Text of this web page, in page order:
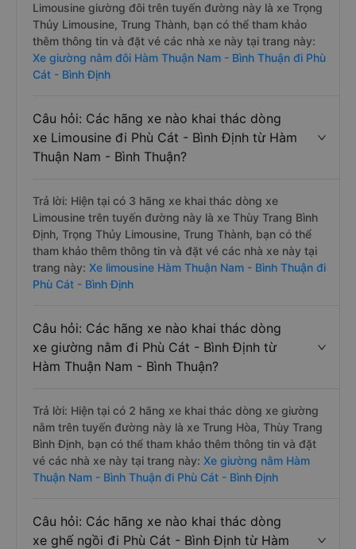
Limousine giường đôi trên tuyến đường này là xe Trọng
Thủy Limousine, Trung Thành, bạn có thể tham khảo
thêm thông tin và đặt vé các nhà xe này tại trang này:
Xe giường nằm đôi Hàm Thuận Nam - Bình Thuận đi Phù
Cát - Bình Định
Câu hỏi: Các hãng xe nào khai thác dòng
xe Limousine đi Phù Cát - Bình Định từ Hàm
Thuận Nam - Bình Thuận?
Trả lời: Hiện tại có 3 hãng xe khai thác dòng xe
Limousine trên tuyến đường này là xe Thùy Trang Bình
Định, Trọng Thủy Limousine, Trung Thành, bạn có thể
tham khảo thêm thông tin và đặt vé các nhà xe này tại
trang này: Xe limousine Hàm Thuận Nam - Bình Thuận đi
Phù Cát - Bình Định
Câu hỏi: Các hãng xe nào khai thác dòng
xe giường nằm đi Phù Cát - Bình Định từ
Hàm Thuận Nam - Bình Thuận?
Trả lời: Hiện tại có 2 hãng xe khai thác dòng xe giường
nằm trên tuyến đường này là xe Trung Hòa, Thùy Trang
Bình Định, bạn có thể tham khảo thêm thông tin và đặt
vé các nhà xe này tại trang này: Xe giường nằm Hàm
Thuận Nam - Bình Thuận đi Phù Cát - Bình Định
Câu hỏi: Các hãng xe nào khai thác dòng
xe ghế ngồi đi Phù Cát - Bình Định từ Hàm